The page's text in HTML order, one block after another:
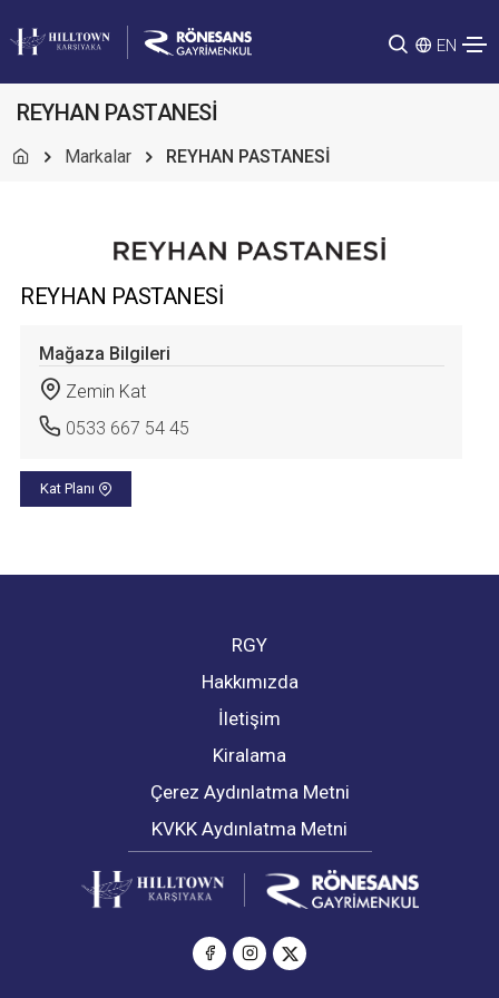
EN
REYHAN PASTANESİ
Markalar REYHAN PASTANESİ
REYHAN PASTANESİ
Mağaza Bilgileri
Zemin Kat
0533 667 54 45
Kat Planı
RGY
Hakkımızda
İletişim
Kiralama
Çerez Aydınlatma Metni
KVKK Aydınlatma Metni